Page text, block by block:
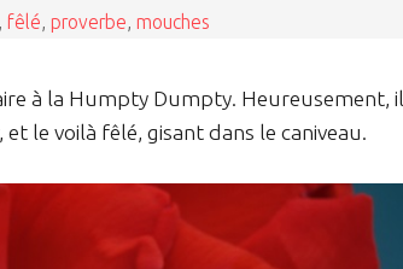
fêlé proverbe mouches
à la Humpty Dumpty. Heureusement, il
le voilà fêlé, gisant dans le caniveau.